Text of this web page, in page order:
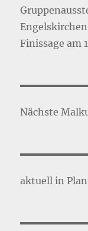
Finissage am
Nächste
aktuell in